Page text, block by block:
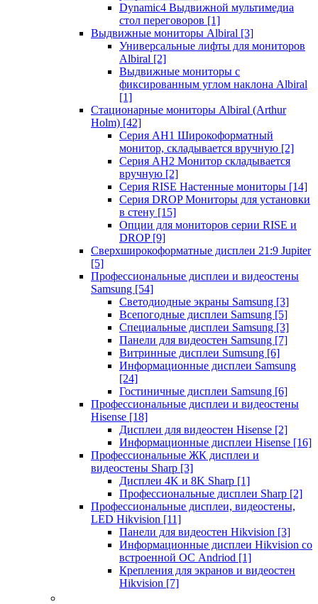
Dynamic4 Выдвижной мультимедиа
стол переговоров [1]
Выдвижные мониторы Albiral [3]
Универсальные лифты для мониторов
Albiral [2]
Выдвижные мониторы с
фиксированным углом наклона Albiral
[1]
Стационарные мониторы Albiral (Arthur
Holm) [42]
Серия AH1 Широкоформатный
монитор, складывается вручную [2]
Серия AH2 Монитор складывается
вручную [2]
Серия RISE Настенные мониторы [14]
Серия DROP Мониторы для установки
в стену [15]
Опции для мониторов серии RISE и
DROP [9]
Сверхширокоформатные дисплеи 21:9 Jupiter
[5]
Профессиональные дисплеи и видеостены
Samsung [54]
Светодиодные экраны Samsung [3]
Всепогодные дисплеи Samsung [5]
Специальные дисплеи Samsung [3]
Панели для видеостен Samsung [7]
Витринные дисплеи Sumsung [6]
Информационные дисплеи Samsung
[24]
Гостиничные дисплеи Samsung [6]
Профессиональные дисплеи и видеостены
Hisense [18]
Дисплеи для видеостен Hisense [2]
Информационные дисплеи Hisense [16]
Профессиональные ЖК дисплеи и
видеостены Sharp [3]
Дисплеи 4K и 8K Sharp [1]
Профессиональные дисплеи Sharp [2]
Профессиональные дисплеи, видеостены,
LED Hikvision [11]
Панели для видеостен Hikvision [3]
Информационные дисплеи Hikvision со
встроенной ОС Andriod [1]
Крепления для экранов и видеостен
Hikvision [7]